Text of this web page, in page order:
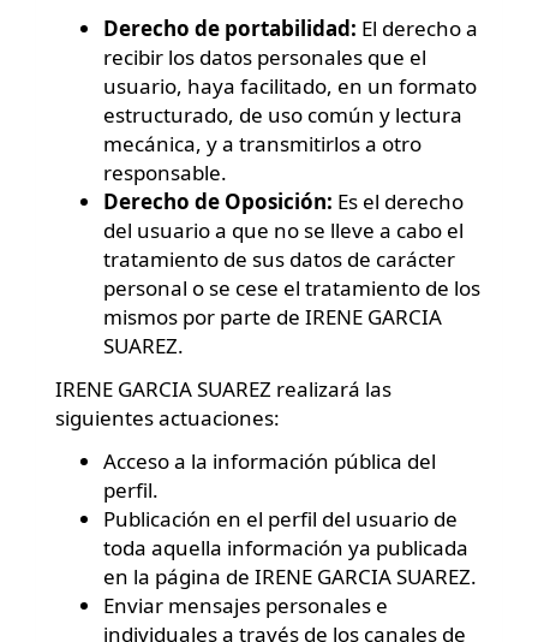
Derecho de portabilidad: El derecho a
recibir los datos personales que el
usuario, haya facilitado, en un formato
estructurado, de uso común y lectura
mecánica, y a transmitirlos a otro
responsable.
Derecho de Oposición: Es el derecho
del usuario a que no se lleve a cabo el
tratamiento de sus datos de carácter
personal o se cese el tratamiento de los
mismos por parte de IRENE GARCIA
SUAREZ.
IRENE GARCIA SUAREZ realizará las
siguientes actuaciones:
Acceso a la información pública del
perfil.
Publicación en el perfil del usuario de
toda aquella información ya publicada
en la página de IRENE GARCIA SUAREZ.
Enviar mensajes personales e
individuales a través de los canales de